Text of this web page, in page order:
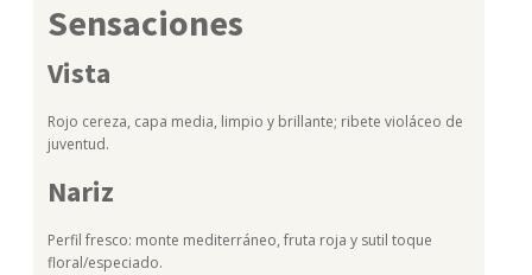
Sensaciones
Vista
Rojo cereza, capa media, limpio y brillante; ribete violáceo de
juventud.
Nariz
Perfil fresco: monte mediterráneo, fruta roja y sutil toque
floral/especiado.